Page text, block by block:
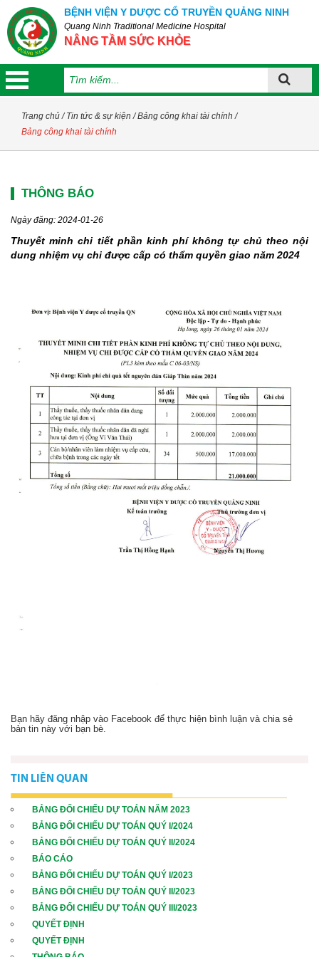
BỆNH VIỆN Y DƯỢC CỔ TRUYỀN QUẢNG NINH
Quang Ninh Traditional Medicine Hospital
NÂNG TẦM SỨC KHỎE
Ban giám đốc
Phòng Kế Toán
PHÒNG ĐIỀU DƯỠNG
PHÒNG KẾ HOẠCH TỔNG HỢP
Phòng quản lý chất lượng
Khoa Kiểm Soát Nhiễm Khuẩn
Khoa Chẩn Đoán Hình Ảnh
Khoa Xét Nghiệm
Khoa Khám Bệnh
Khoa Hồi sức tích cực
Trang chủ / Tin tức & sự kiện / Bảng công khai tài chính /
Bảng công khai tài chính
THÔNG BÁO
Ngày đăng: 2024-01-26
Thuyết minh chi tiết phần kinh phí không tự chủ theo nội
dung nhiệm vụ chi được cấp có thẩm quyền giao năm 2024
Bạn hãy đăng nhập vào Facebook để thực hiện bình luận và chia sẻ
bản tin này với bạn bè.
TIN LIÊN QUAN
BẢNG ĐỐI CHIẾU DỰ TOÁN NĂM 2023
BẢNG ĐỐI CHIẾU DỰ TOÁN QUÝ I/2024
BẢNG ĐỐI CHIẾU DỰ TOÁN QUÝ II/2024
BÁO CÁO
BẢNG ĐỐI CHIẾU DỰ TOÁN QUÝ I/2023
BẢNG ĐỐI CHIẾU DỰ TOÁN QUÝ II/2023
BẢNG ĐỐI CHIẾU DỰ TOÁN QUÝ III/2023
QUYẾT ĐỊNH
QUYẾT ĐỊNH